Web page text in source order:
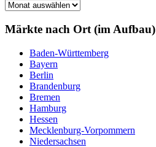
Märkte
Monat
Märkte nach Ort (im Aufbau)
Baden-Württemberg
Bayern
Berlin
Brandenburg
Bremen
Hamburg
Hessen
Mecklenburg-Vorpommern
Niedersachsen